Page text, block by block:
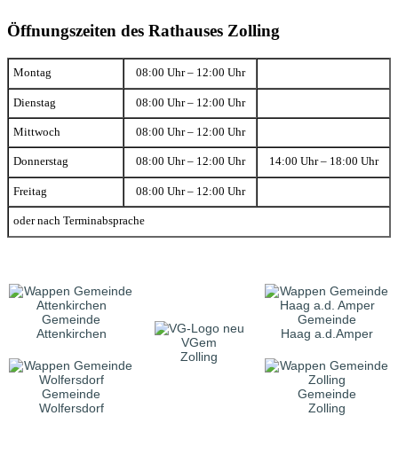
Öffnungszeiten des Rathauses Zolling
Montag 08:00 Uhr – 12:00 Uhr
Dienstag 08:00 Uhr – 12:00 Uhr
Mittwoch 08:00 Uhr – 12:00 Uhr
Donnerstag 08:00 Uhr – 12:00 Uhr 14:00 Uhr – 18:00 Uhr
Freitag 08:00 Uhr – 12:00 Uhr
oder nach Terminabsprache
Gemeinde
Attenkirchen
VGem
Zolling
Gemeinde
Haag a.d.Amper
Gemeinde
Wolfersdorf
Gemeinde
Zolling